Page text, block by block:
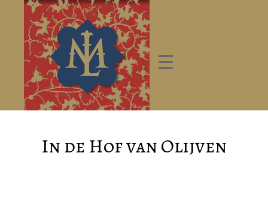
In de Hof van Olijven